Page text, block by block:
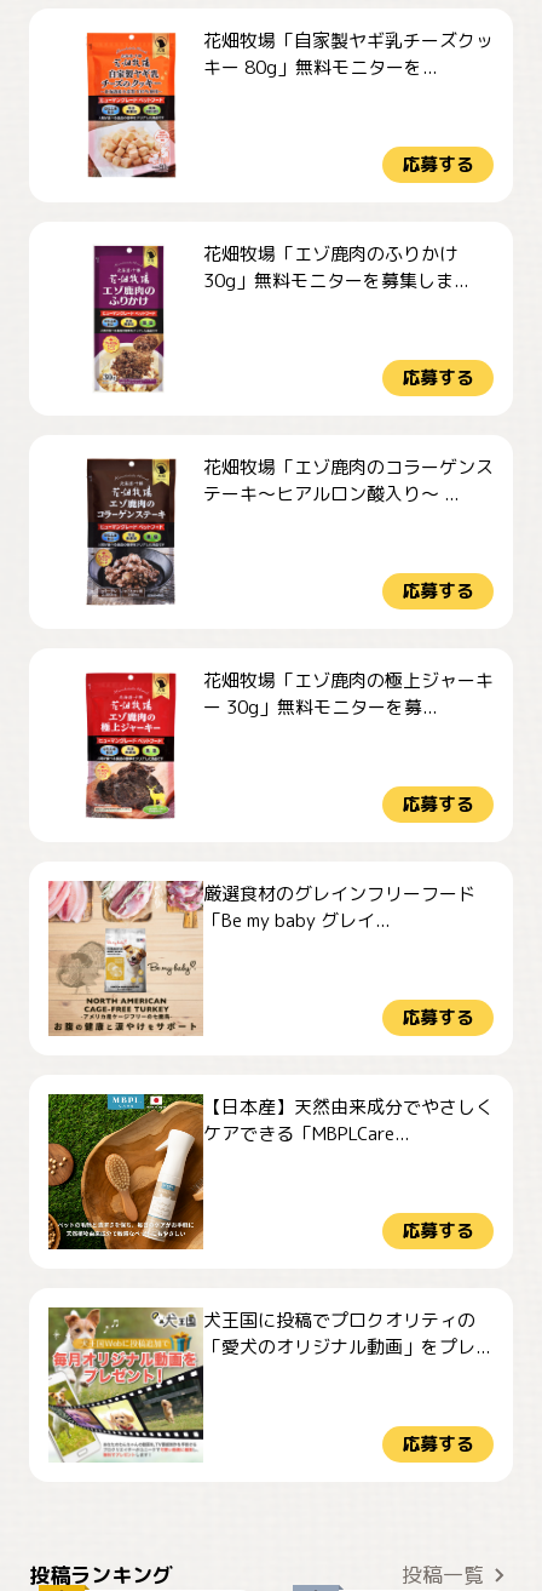
花畑牧場「自家製ヤギ乳チーズクッ
キー 80g」無料モニターを...
応募する
花畑牧場「エゾ鹿肉のふりかけ
30g」無料モニターを募集しま...
応募する
花畑牧場「エゾ鹿肉のコラーゲンス
テーキ～ヒアルロン酸入り～ ...
応募する
花畑牧場「エゾ鹿肉の極上ジャーキ
ー 30g」無料モニターを募...
応募する
厳選食材のグレインフリーフード
「Be my baby グレイ...
応募する
【日本産】天然由来成分でやさしく
ケアできる「MBPLCare...
応募する
犬王国に投稿でプロクオリティの
「愛犬のオリジナル動画」をプレ...
応募する
投稿ランキング 投稿一覧